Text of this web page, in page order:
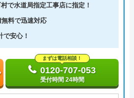
で水道局指定工事店に指定！
料で迅速対応
で安心！
まずは電話相談！
0120-707-053
受付時間 24時間